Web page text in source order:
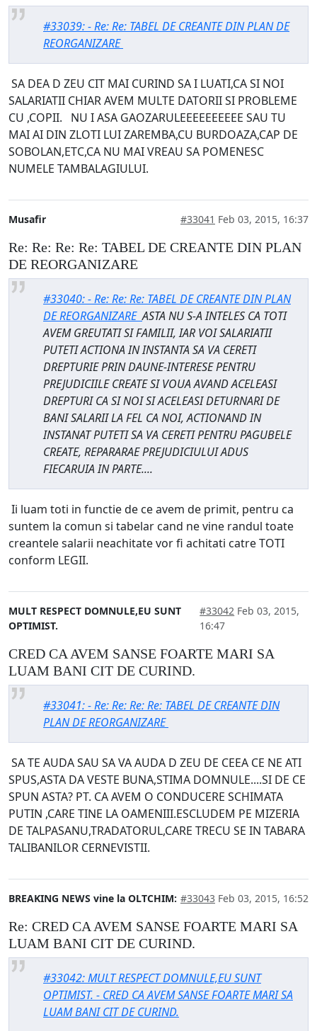
#33039: - Re: Re: TABEL DE CREANTE DIN PLAN DE
REORGANIZARE
SA DEA D ZEU CIT MAI CURIND SA I LUATI,CA SI NOI
SALARIATII CHIAR AVEM MULTE DATORII SI PROBLEME
CU ,COPII. NU I ASA GAOZARULEEEEEEEEEE SAU TU
MAI AI DIN ZLOTI LUI ZAREMBA,CU BURDOAZA,CAP DE
SOBOLAN,ETC,CA NU MAI VREAU SA POMENESC
NUMELE TAMBALAGIULUI.
Musafir #33041 Feb 03, 2015, 16:37
Re: Re: Re: Re: TABEL DE CREANTE DIN PLAN
DE REORGANIZARE
#33040: - Re: Re: Re: TABEL DE CREANTE DIN PLAN
DE REORGANIZAREASTA NU S-A INTELES CA TOTI
AVEM GREUTATI SI FAMILII, IAR VOI SALARIATII
PUTETI ACTIONA IN INSTANTA SA VA CERETI
DREPTURIE PRIN DAUNE-INTERESE PENTRU
PREJUDICIILE CREATE SI VOUA AVAND ACELEASI
DREPTURI CA SI NOI SI ACELEASI DETURNARI DE
BANI SALARII LA FEL CA NOI, ACTIONAND IN
INSTANAT PUTETI SA VA CERETI PENTRU PAGUBELE
CREATE, REPARARAE PREJUDICIULUI ADUS
FIECARUIA IN PARTE....
Ii luam toti in functie de ce avem de primit, pentru ca
suntem la comun si tabelar cand ne vine randul toate
creantele salarii neachitate vor fi achitati catre TOTI
conform LEGII.
MULT RESPECT DOMNULE,EU SUNT
OPTIMIST.
#33042 Feb 03, 2015,
16:47
CRED CA AVEM SANSE FOARTE MARI SA
LUAM BANI CIT DE CURIND.
#33041: - Re: Re: Re: Re: TABEL DE CREANTE DIN
PLAN DE REORGANIZARE
SA TE AUDA SAU SA VA AUDA D ZEU DE CEEA CE NE ATI
SPUS,ASTA DA VESTE BUNA,STIMA DOMNULE....SI DE CE
SPUN ASTA? PT. CA AVEM O CONDUCERE SCHIMATA
PUTIN ,CARE TINE LA OAMENIII.ESCLUDEM PE MIZERIA
DE TALPASANU,TRADATORUL,CARE TRECU SE IN TABARA
TALIBANILOR CERNEVISTII.
BREAKING NEWS vine la OLTCHIM: #33043 Feb 03, 2015, 16:52
Re: CRED CA AVEM SANSE FOARTE MARI SA
LUAM BANI CIT DE CURIND.
#33042: MULT RESPECT DOMNULE,EU SUNT
OPTIMIST. - CRED CA AVEM SANSE FOARTE MARI SA
LUAM BANI CIT DE CURIND.